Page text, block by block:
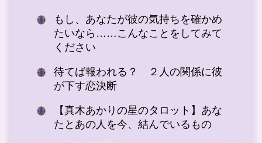
もし、あなたが彼の気持ちを確かめ
たいなら……こんなことをしてみて
ください
待てば報われる？ ２人の関係に彼
が下す恋決断
【真木あかりの星のタロット】あな
たとあの人を今、結んでいるもの